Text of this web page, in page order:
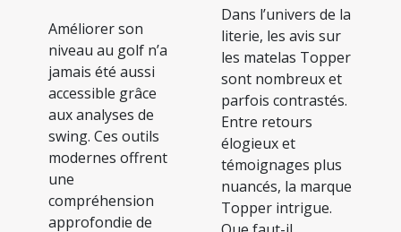
Améliorer son
niveau au golf n’a
jamais été aussi
accessible grâce
aux analyses de
swing. Ces outils
modernes offrent
une
compréhension
approfondie de
Dans l’univers de la
literie, les avis sur
les matelas Topper
sont nombreux et
parfois contrastés.
Entre retours
élogieux et
témoignages plus
nuancés, la marque
Topper intrigue.